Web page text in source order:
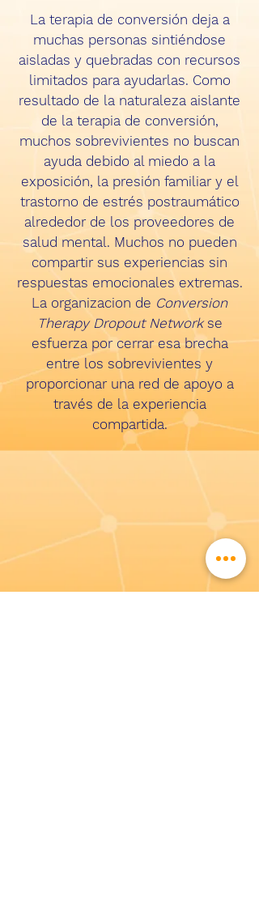
La terapia de conversión deja a
muchas personas sintiéndose
aisladas y quebradas con recursos
limitados para ayudarlas. Como
resultado de la naturaleza aislante
de la terapia de conversión,
muchos sobrevivientes no buscan
ayuda debido al miedo a la
exposición, la presión familiar y el
trastorno de estrés postraumático
alrededor de los proveedores de
salud mental. Muchos no pueden
compartir sus experiencias sin
respuestas emocionales extremas.
La organizacion de Conversion
Therapy Dropout Networkse
esfuerza por cerrar esa brecha
entre los sobrevivientes y
proporcionar una red de apoyo a
través de la experiencia
compartida.